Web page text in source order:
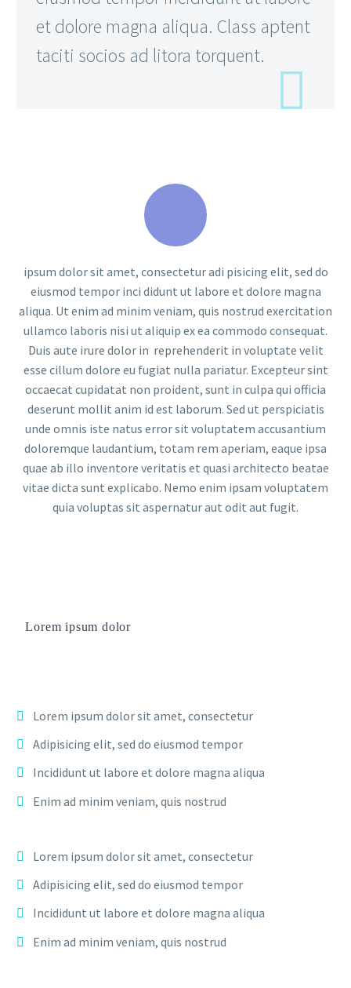
et dolore magna aliqua. Class aptent
taciti socios ad litora torquent.
ipsum dolor sit amet, consectetur adi pisicing elit, sed do
eiusmod tempor inci didunt ut labore et dolore magna
aliqua. Ut enim ad minim veniam, quis nostrud exercitation
ullamco laboris nisi ut aliquip ex ea commodo consequat.
Duis aute irure dolor in reprehenderit in voluptate velit
esse cillum dolore eu fugiat nulla pariatur. Excepteur sint
occaecat cupidatat non proident, sunt in culpa qui officia
deserunt mollit anim id est laborum. Sed ut perspiciatis
unde omnis iste natus error sit voluptatem accusantium
doloremque laudantium, totam rem aperiam, eaque ipsa
quae ab illo inventore veritatis et quasi architecto beatae
vitae dicta sunt explicabo. Nemo enim ipsam voluptatem
quia voluptas sit aspernatur aut odit aut fugit.
Lorem ipsum dolor
Lorem ipsum dolor sit amet, consectetur
Adipisicing elit, sed do eiusmod tempor
Incididunt ut labore et dolore magna aliqua
Enim ad minim veniam, quis nostrud
Lorem ipsum dolor sit amet, consectetur
Adipisicing elit, sed do eiusmod tempor
Incididunt ut labore et dolore magna aliqua
Enim ad minim veniam, quis nostrud